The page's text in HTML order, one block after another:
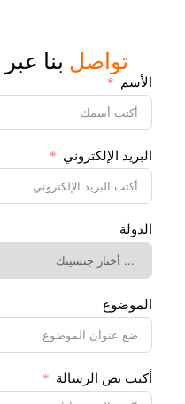
تواصل بنا عبر
الأسم
البريد الإلكتروني
الدولة
الموضوع
أكتب نص الرسالة